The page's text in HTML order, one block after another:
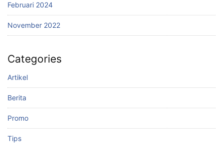
Februari 2024
November 2022
Categories
Artikel
Berita
Promo
Tips